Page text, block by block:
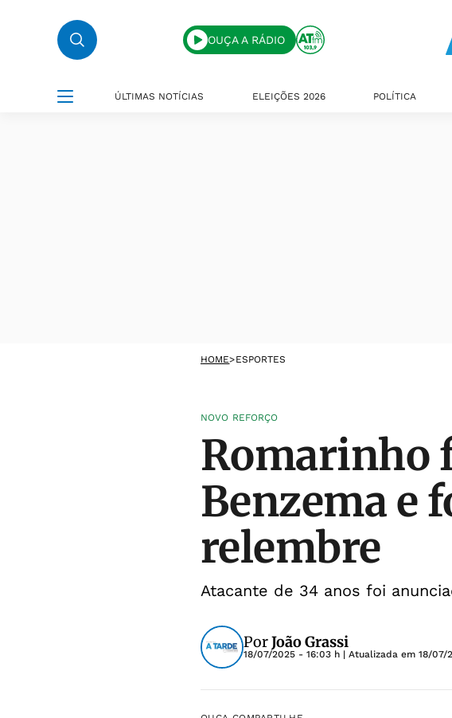
OUÇA A RÁDIO
ÚLTIMAS NOTÍCIAS ELEIÇÕES 2026 POLÍTICA
HOME>ESPORTES
NOVO REFORÇO
Romarinho
Benzema e
relembre
Atacante de 34 anos foi
PorJoão Grassi
18/07/2025 - 16:03 h | Atualizada em 18/07/